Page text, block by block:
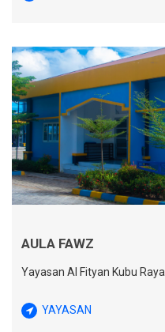
AULA FAWZ
Yayasan Al Fityan Kubu Raya
YAYASAN